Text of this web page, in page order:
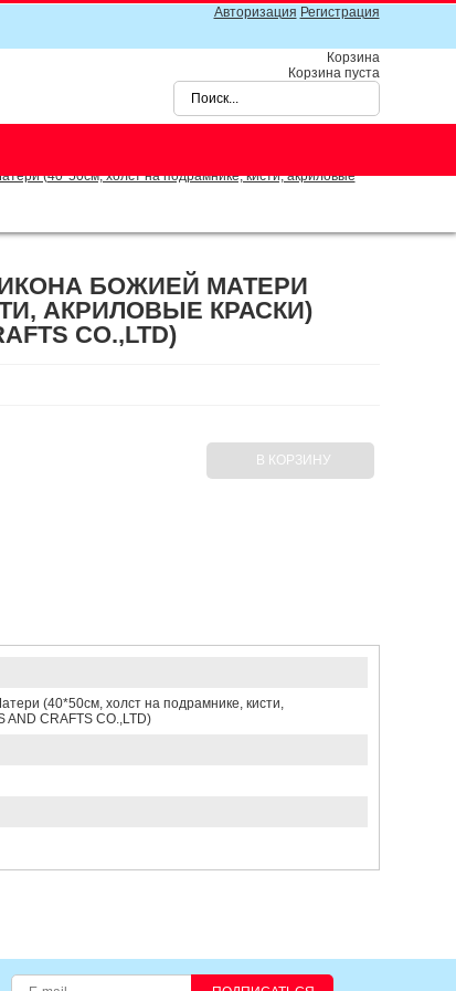
Авторизация Регистрация
Корзина
Корзина пуста
(40*50см, холст на подрамнике, кисти, акриловые
БОЖИЕЙ МАТЕРИ
АКРИЛОВЫЕ КРАСКИ)
CO.,LTD)
В КОРЗИНУ
(40*50см, холст на подрамнике, кисти,
AND CRAFTS CO.,LTD)